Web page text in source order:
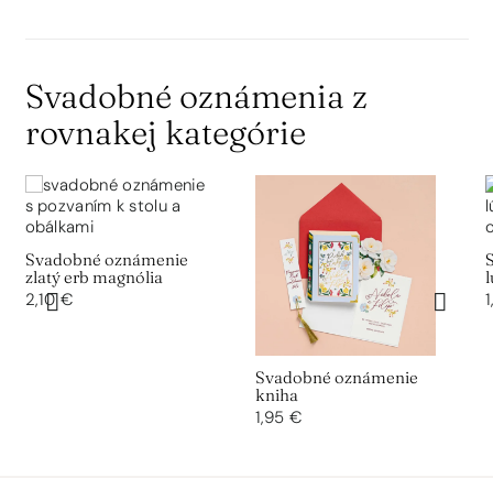
Svadobné oznámenia z
rovnakej kategórie
Svadobné oznámenie
zlatý erb magnólia
2,10 €
Svadobné oznámenie
kniha
1,95 €